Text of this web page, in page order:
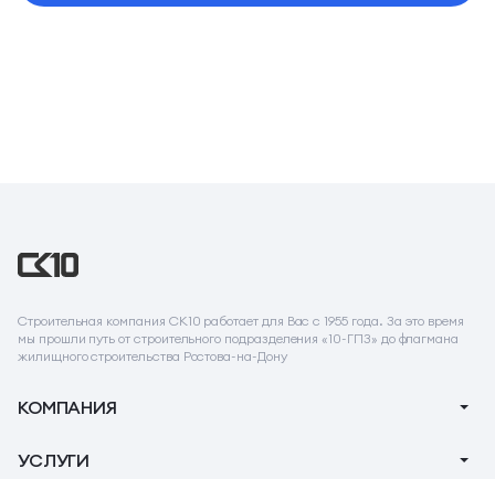
Строительная компания СК10 работает для Вас с 1955 года. За это время
мы прошли путь от строительного подразделения «10-ГПЗ» до флагмана
жилищного строительства Ростова-на-Дону
КОМПАНИЯ
О компании
УСЛУГИ